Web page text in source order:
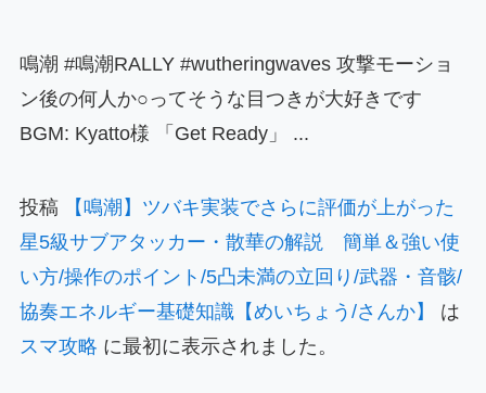
鳴潮 #鳴潮RALLY #wutheringwaves 攻撃モーショ
ン後の何人か○ってそうな目つきが大好きです
BGM: Kyatto様 「Get Ready」 ...
投稿
【鳴潮】ツバキ実装でさらに評価が上がった
星5級サブアタッカー・散華の解説 簡単＆強い使
い方/操作のポイント/5凸未満の立回り/武器・音骸/
協奏エネルギー基礎知識【めいちょう/さんか】
は
スマ攻略 に最初に表示されました。